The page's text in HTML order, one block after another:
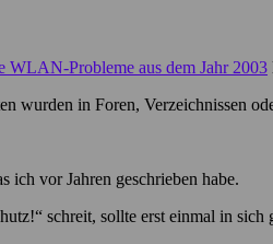
WLAN-Probleme aus dem Jahr 2003
wurden in Foren, Verzeichnissen
ich vor Jahren geschrieben habe.
schreit, sollte erst einmal in